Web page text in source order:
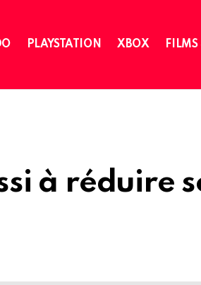
PLAYSTATION XBOX FILMS
à réduire